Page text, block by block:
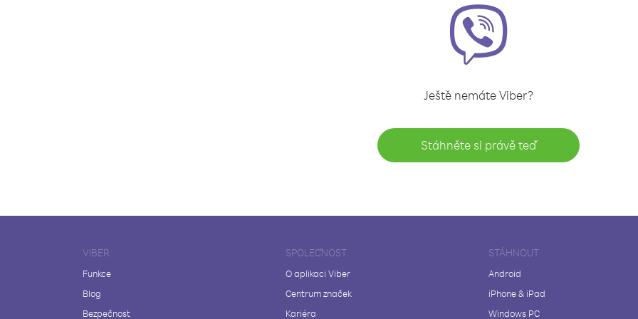
Ještě nemáte Viber?
Stáhněte si právě teď
VIBER
Funkce
Blog
Bezpečnost
SPOLEČNOST
O aplikaci Viber
Centrum značek
Kariéra
STÁHNOUT
Android
iPhone & iPad
Windows PC